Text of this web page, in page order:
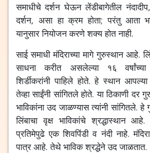
समाधीचे दर्शन घेऊन लेंडीबागेतील नंदादीप,
दर्शन, असा हा क्रम होता; परंतु आता
यानुसार नियोजन करणे शक्य होत नाही.
साई समाधी मंदिराच्या मागे गुरुस्थान आहे.
साधना करीत असलेल्या १६
शिर्डीकरांनी पाहिले होते. हे स्थान
तेव्हा साईंनी सांगितले होते. या ठिकाणी दर
भाविकांना उद जाळण्यास त्यांनी सांगितले.
लिंबाचा वृक्ष भाविकांचे श्रद्धास्थान आहे.
प्रतिमेपुढे एक शिवपिंडी व नंदी नाहे.
पात्र आहे. तेथे भाविक श्रद्धेने उद जाळतात.